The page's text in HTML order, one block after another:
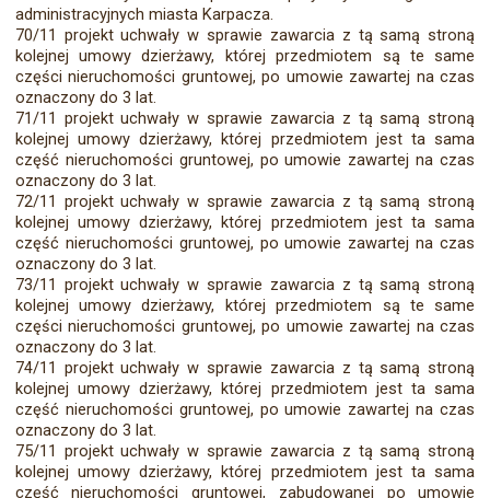
administracyjnych miasta Karpacza.
70/11 projekt uchwały w sprawie zawarcia z tą samą stroną
kolejnej umowy dzierżawy, której przedmiotem są te same
części nieruchomości gruntowej, po umowie zawartej na czas
oznaczony do 3 lat.
71/11 projekt uchwały w sprawie zawarcia z tą samą stroną
kolejnej umowy dzierżawy, której przedmiotem jest ta sama
część nieruchomości gruntowej, po umowie zawartej na czas
oznaczony do 3 lat.
72/11 projekt uchwały w sprawie zawarcia z tą samą stroną
kolejnej umowy dzierżawy, której przedmiotem jest ta sama
część nieruchomości gruntowej, po umowie zawartej na czas
oznaczony do 3 lat.
73/11 projekt uchwały w sprawie zawarcia z tą samą stroną
kolejnej umowy dzierżawy, której przedmiotem są te same
części nieruchomości gruntowej, po umowie zawartej na czas
oznaczony do 3 lat.
74/11 projekt uchwały w sprawie zawarcia z tą samą stroną
kolejnej umowy dzierżawy, której przedmiotem jest ta sama
część nieruchomości gruntowej, po umowie zawartej na czas
oznaczony do 3 lat.
75/11 projekt uchwały w sprawie zawarcia z tą samą stroną
kolejnej umowy dzierżawy, której przedmiotem jest ta sama
część nieruchomości gruntowej, zabudowanej po umowie